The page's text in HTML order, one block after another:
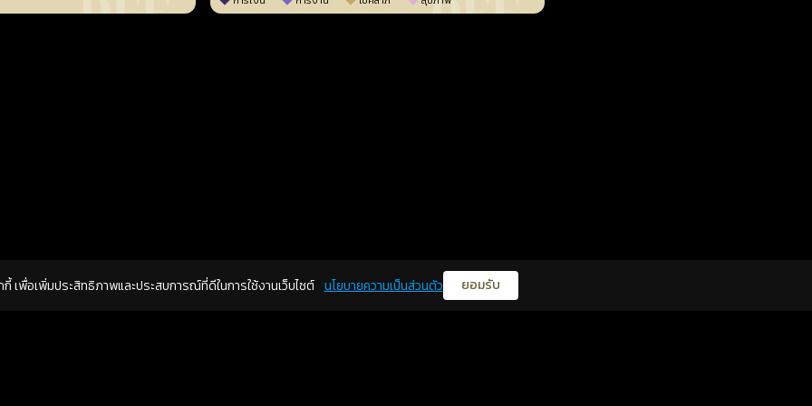
กี้ เพื่อเพิ่มประสิทธิภาพและประสบการณ์ที่ดีในการใช้งานเว็บไซต์ นโยบายความเป็นส่วนตัว ยอมรับ